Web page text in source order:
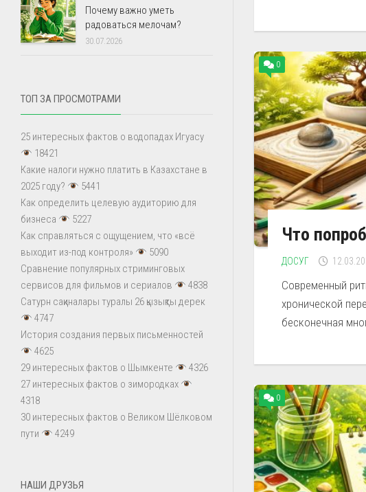
0
Что
ДОСУГ
Современный
хронической
бесконечная
0
Почему важно уметь
радоваться мелочам?
30.07.2026
ТОП ЗА ПРОСМОТРАМИ
25 интересных фактов о водопадах Игуасу
18421
Какие налоги нужно платить в Казахстане в
2025 году?
5441
Как определить целевую аудиторию для
бизнеса
5227
Как справляться с ощущением, что «всё
выходит из-под контроля»
5090
Сравнение популярных стриминговых
сервисов для фильмов и сериалов
4838
Сатурн сақиналары туралы 26 қызықты дерек
4747
История создания первых письменностей
4625
29 интересных фактов о Шымкенте
4326
27 интересных фактов о зимородках
4318
30 интересных фактов о Великом Шёлковом
пути
4249
НАШИ ДРУЗЬЯ